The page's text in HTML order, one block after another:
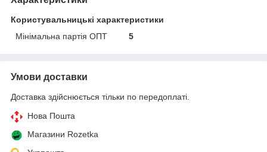
Користувальницькі характеристики
Мінімальна партія ОПТ
5
Умови доставки
Доставка здійснюється тільки по передоплаті.
Нова Пошта
Магазини Rozetka